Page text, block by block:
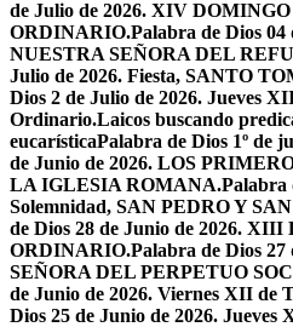
de Julio de 2026. XIV
ORDINARIO.Palabra de Dios
NUESTRA SEÑORA DEL
Julio de 2026. Fiesta, SANTO
Dios 2 de Julio de 2026. Jueves
Ordinario.Laicos buscando
eucarísticaPalabra de Dios 1º de
de Junio de 2026. LOS
LA IGLESIA ROMANA.Palabra
Solemnidad, SAN PEDRO Y
de Dios 28 de Junio de 2026.
ORDINARIO.Palabra de Dios
SEÑORA DEL PERPETUO
de Junio de 2026. Viernes XII de
Dios 25 de Junio de 2026.